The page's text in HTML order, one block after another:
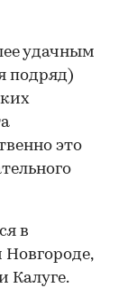
удачным
подряд)
это
в
Новгороде,
Калуге.